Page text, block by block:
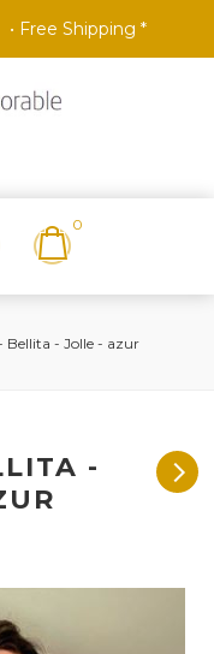
• Free Shipping *
0
Bellita - Jolle - azur
-